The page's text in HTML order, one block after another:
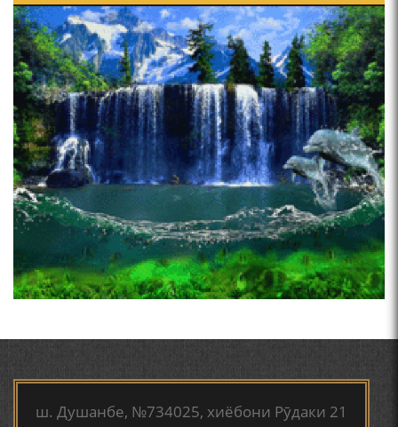
Сайри осорхона - Мирзо
Турсунзода
Мирзо Турсунзода - филми
мустанад
Мирзо Турсунзода - Шоиро,
аз сӯхтан дорӣ хабар
ВОЖАҲОИ НУРОНИИ ШЕЪР АНЗУРАТИ МАЛИКЗОД.
ТАСАВВУРИ МАРДУМ ДАР ХУСУСИ ИШҚИ РӮДАКӢ
ФАРИДУН ИСМОИЛОВ.
СЕҲРИ СУХАН ВА ҚУДРАТИ БАЁНИ УСТОД АЙНӢ
АБУАБДУЛЛОҲИ РӮДАКӢ ДАР ТАҲҚИҚИ ТОҶИДДИН
ГУЛБАҲОР.
Pages
ш. Душанбе, №734025, хиёбони Рӯдаки 21